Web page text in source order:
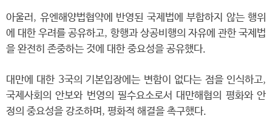
아울러, 유엔해양법협약에 반영된 국제법에 부합하지 않는 행위
에 대한 우려를 공유하고, 항행과 상공비행의 자유에 관한 국제법
을 완전히 존중하는 것에 대한 중요성을 공유했다.
대만에 대한 3국의 기본입장에는 변함이 없다는 점을 인식하고,
국제사회의 안보와 번영의 필수요소로서 대만해협의 평화와 안
정의 중요성을 강조하며, 평화적 해결을 촉구했다.